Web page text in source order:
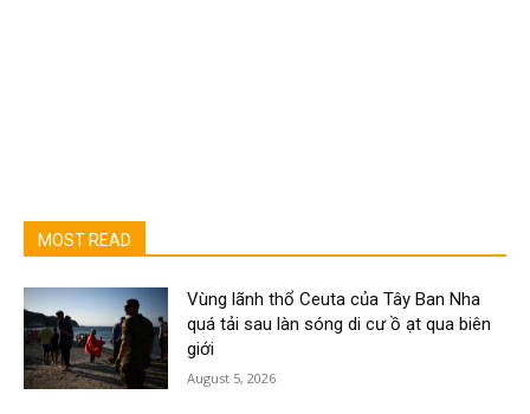
MOST READ
Vùng lãnh thổ Ceuta của Tây Ban Nha
quá tải sau làn sóng di cư ồ ạt qua biên
giới
August 5, 2026